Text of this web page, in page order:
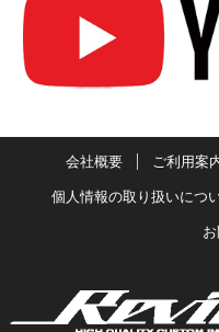
会社概要 ご利用案
個人情報の取り扱いにつ